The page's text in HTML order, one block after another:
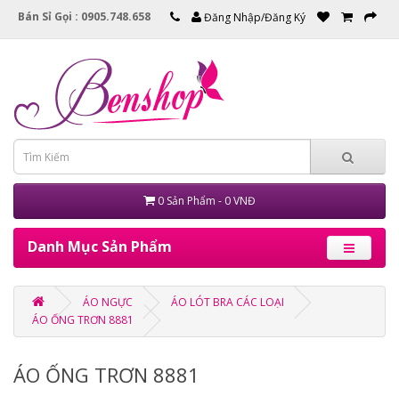
Bán Sỉ Gọi : 0905.748.658 Đăng Nhập/Đăng Ký
0 Sản Phẩm - 0 VNĐ
Danh Mục Sản Phẩm
ÁO NGỰC
ÁO LÓT BRA CÁC LOẠI
ÁO ỐNG TRƠN 8881
ÁO ỐNG TRƠN 8881